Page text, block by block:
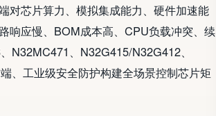
对芯片算力、模拟集成能力、硬件加速能
响应慢、BOM成本高、CPU负载冲突、续
N32MC471、N32G415/N32G412、
、工业级安全防护构建全场景控制芯片矩